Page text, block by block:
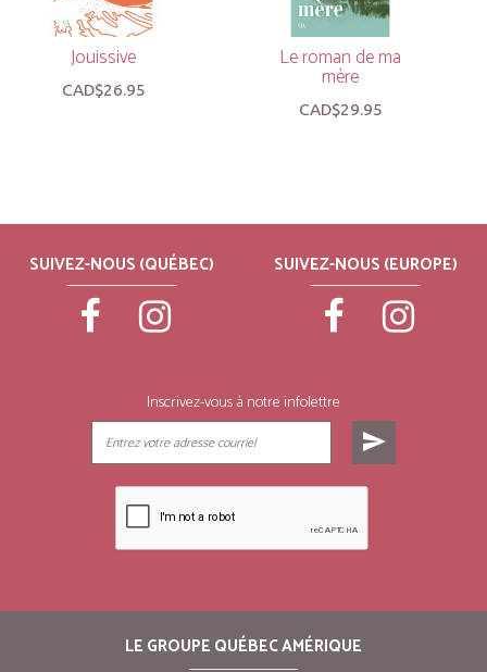
Jouissive
CAD$26.95
Le roman de ma
mère
CAD$29.95
SUIVEZ-NOUS (QUÉBEC) SUIVEZ-NOUS (EUROPE)
Inscrivez-vous à notre infolettre
send
LE GROUPE QUÉBEC AMÉRIQUE